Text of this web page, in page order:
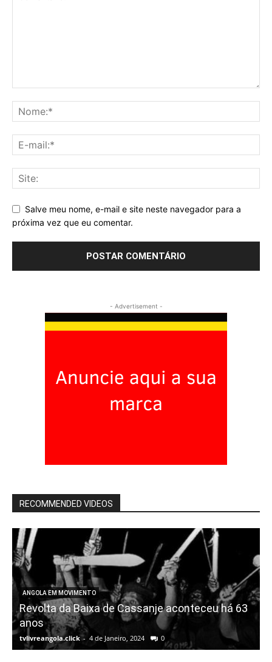
Salve meu nome, e-mail e site neste navegador para a
próxima vez que eu comentar.
- Advertisement -
RECOMMENDED VIDEOS
ANGOLA EM MOVIMENTO
Revolta da Baixa de Cassanje aconteceu há 63
anos
tvlivreangola.click - 4 de Janeiro, 2024 0